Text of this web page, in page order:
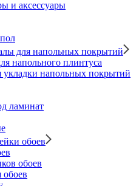
и аксессуары
для напольных покрытий
напольного плинтуса
укладки напольных покрытий
ламинат
обоев
обоев
обоев